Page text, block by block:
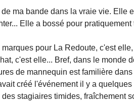
ma bande dans la vraie vie. Elle
Elle a bossé pour
marques pour La Redoute, c'est
c'est elle... Bref, dans le monde
de mannequin est familière
créé l'événement il y a
stagiaires timides, fraîchement